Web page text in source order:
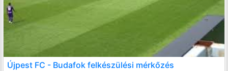
Újpest FC - Budafok felkészülési mérkőzés